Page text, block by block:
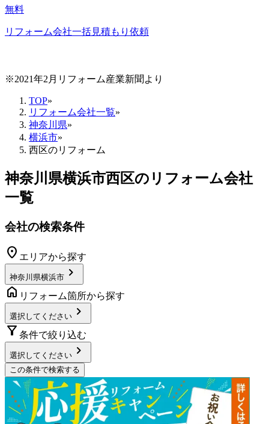
無料
リフォーム会社一括見積もり依頼
※2021年2月リフォーム産業新聞より
TOP»
リフォーム会社一覧»
神奈川県»
横浜市»
西区のリフォーム
神奈川県横浜市西区のリフォーム会社
一覧
会社の検索条件
location_on エリアから探す
神奈川県横浜市 chevron_right
home リフォーム箇所から探す
選択してください chevron_right
filter_alt 条件で絞り込む
選択してください chevron_right
この条件で検索する